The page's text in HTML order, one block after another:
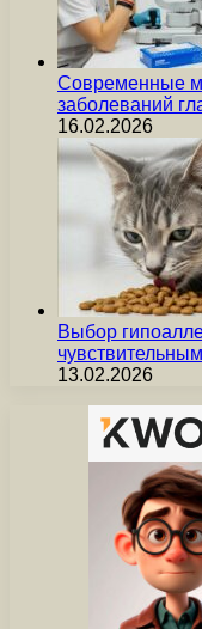
Современные
заболеваний
16.02.2026
Выбор
13.02.2026